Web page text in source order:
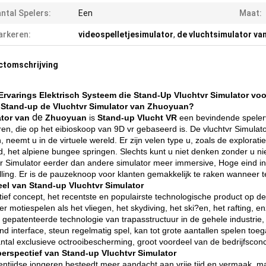
Spelers: Een Maat:
videospelletjesimulator, de vluchtsimulator
Elektrisch Systeem die Stand-Up Vluchtvr Simulator
up de Vluchtvr Simulator van Zhuoyuan?
van de Zhuoyuan is Stand-up Vlucht VR een bevindende
die op het eibioskoop van 9D vr gebaseerd is. De vluchtvr
neemt u in de virtuele wereld. Er zijn velen type u, zoals de
het alpiene bungee springen. Slechts kunt u niet denken zonder u
Simulator eerder dan andere simulator meer immersive, Hoge eind
Er is de pauzeknoop voor klanten gemakkelijk te raken wanneer
van Stand-up Vluchtvr Simulator
concept, het recentste en populairste technologische product op
motiespelen als het vliegen, het skydiving, het ski?en, het rafting,
gepatenteerde technologie van trapasstructuur in de gehele
interface, steun regelmatig spel, kan tot grote aantallen spelen
exclusieve octrooibescherming, groot voordeel van de
van Stand-up Vluchtvr Simulator